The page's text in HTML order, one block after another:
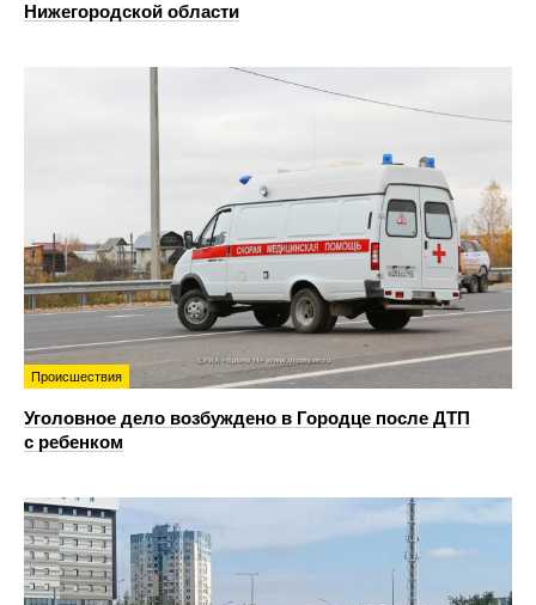
Нижегородской области
Происшествия
Уголовное дело возбуждено в Городце после ДТП
с ребенком